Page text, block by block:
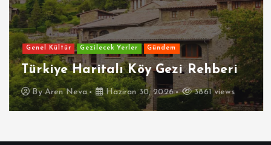
Genel Kültür Gezilecek Yerler Gündem
Türkiye Haritalı Köy Gezi Rehberi
ByAren Neva Haziran 30, 2026 3861 views